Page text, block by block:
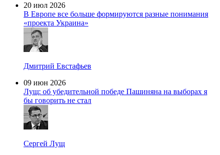
20 июл 2026
В Европе все больше формируются разные понимания
«проекта Украина»
Дмитрий Евстафьев
09 июн 2026
Лущ: об убедительной победе Пашиняна на выборах я
бы говорить не стал
Сергей Лущ